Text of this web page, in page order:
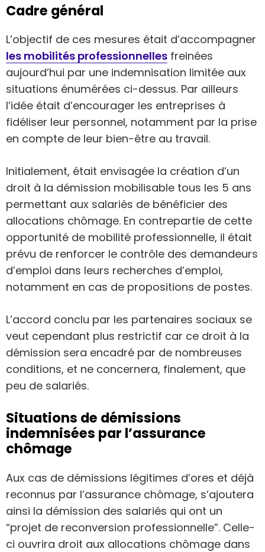
Cadre général
L’objectif de ces mesures était d’accompagner
les mobilités professionnelles freinées
aujourd’hui par une indemnisation limitée aux
situations énumérées ci-dessus. Par ailleurs
l’idée était d’encourager les entreprises à
fidéliser leur personnel, notamment par la prise
en compte de leur bien-être au travail.
Initialement, était envisagée la création d’un
droit à la démission mobilisable tous les 5 ans
permettant aux salariés de bénéficier des
allocations chômage. En contrepartie de cette
opportunité de mobilité professionnelle, il était
prévu de renforcer le contrôle des demandeurs
d’emploi dans leurs recherches d’emploi,
notamment en cas de propositions de postes.
L’accord conclu par les partenaires sociaux se
veut cependant plus restrictif car ce droit à la
démission sera encadré par de nombreuses
conditions, et ne concernera, finalement, que
peu de salariés.
Situations de démissions
indemnisées par l’assurance
chômage
Aux cas de démissions légitimes d’ores et déjà
reconnus par l’assurance chômage, s’ajoutera
ainsi la démission des salariés qui ont un
“projet de reconversion professionnelle”. Celle-
ci ouvrira droit aux allocations chômage dans